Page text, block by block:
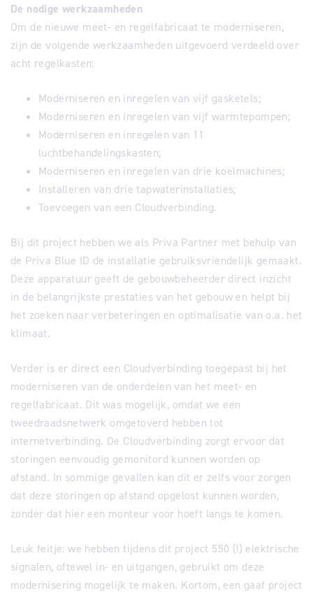
De nodige werkzaamheden
Om de nieuwe meet- en regelfabricaat te moderniseren,
zijn de volgende werkzaamheden uitgevoerd verdeeld over
acht regelkasten:
Moderniseren en inregelen van vijf gasketels;
Moderniseren en inregelen van vijf warmtepompen;
Moderniseren en inregelen van 11
luchtbehandelingskasten;
Moderniseren en inregelen van drie koelmachines;
Installeren van drie tapwaterinstallaties;
Toevoegen van een Cloudverbinding.
Bij dit project hebben we als Priva Partner met behulp van
de Priva Blue ID de installatie gebruiksvriendelijk gemaakt.
Deze apparatuur geeft de gebouwbeheerder direct inzicht
in de belangrijkste prestaties van het gebouw en helpt bij
het zoeken naar verbeteringen en optimalisatie van o.a. het
klimaat.
Verder is er direct een Cloudverbinding toegepast bij het
moderniseren van de onderdelen van het meet- en
regelfabricaat. Dit was mogelijk, omdat we een
tweedraadsnetwerk omgetoverd hebben tot
internetverbinding. De Cloudverbinding zorgt ervoor dat
storingen eenvoudig gemonitord kunnen worden op
afstand. In sommige gevallen kan dit er zelfs voor zorgen
dat deze storingen op afstand opgelost kunnen worden,
zonder dat hier een monteur voor hoeft langs te komen.
Leuk feitje: we hebben tijdens dit project 550 (!) elektrische
signalen, oftewel in- en uitgangen, gebruikt om deze
modernisering mogelijk te maken. Kortom, een gaaf project